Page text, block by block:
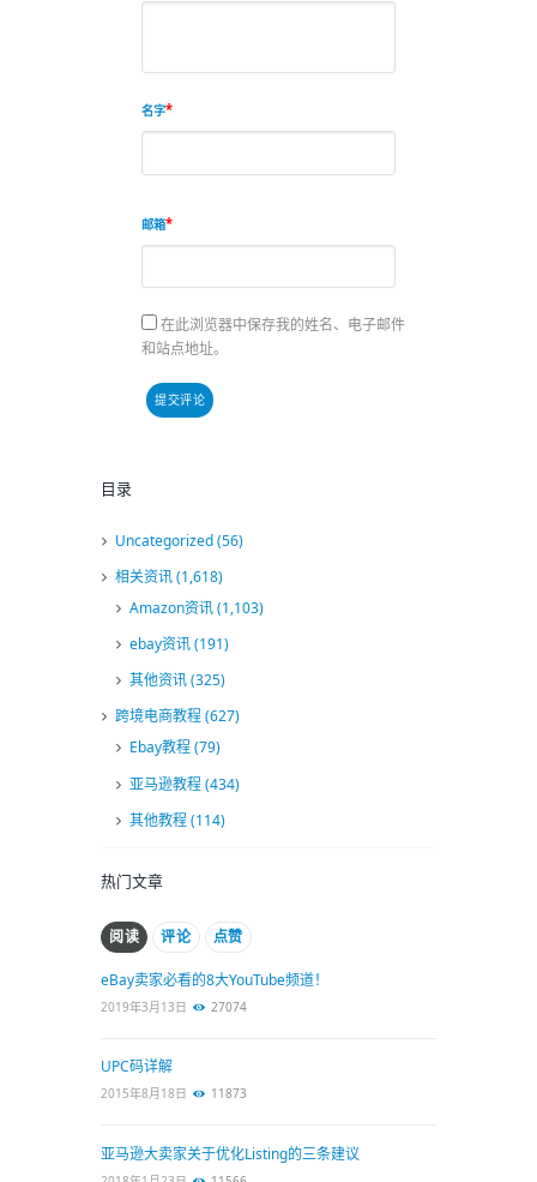
名字
邮箱
在此浏览器中保存我的姓名、电子邮件
和站点地址。
目录
Uncategorized(56)
相关资讯(1,618)
Amazon资讯(1,103)
ebay资讯(191)
其他资讯(325)
跨境电商教程(627)
Ebay教程(79)
亚马逊教程(434)
其他教程(114)
热门文章
阅读 评论 点赞
eBay卖家必看的8大YouTube频道！
2019年3月13日 27074
UPC码详解
2015年8月18日 11873
亚马逊大卖家关于优化Listing的三条建议